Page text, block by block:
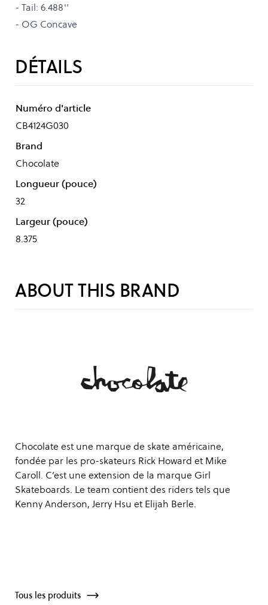
- Tail: 6.488''
- OG Concave
DÉTAILS
Numéro d'article
CB4124G030
Brand
Chocolate
Longueur (pouce)
32
Largeur (pouce)
8.375
ABOUT THIS BRAND
Chocolate est une marque de skate américaine,
fondée par les pro-skateurs Rick Howard et Mike
Caroll. C’est une extension de la marque Girl
Skateboards. Le team contient des riders tels que
Kenny Anderson, Jerry Hsu et Elijah Berle.
Tous les produits